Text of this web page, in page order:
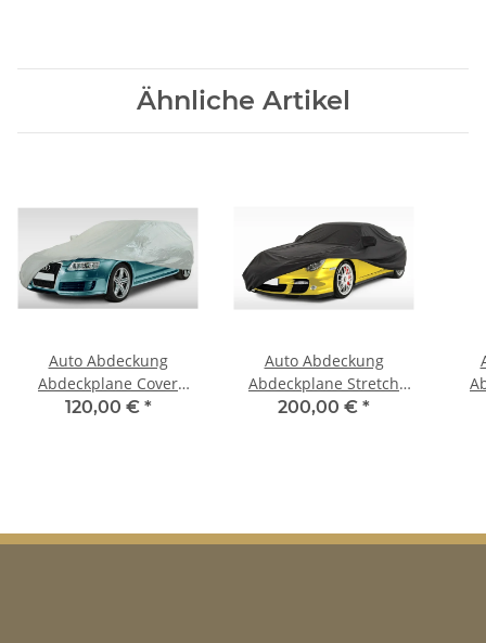
Ähnliche Artikel
Auto Abdeckung
Abdeckplane Cover
Ganzgarage outdoor
120,00 € *
Auto Abdeckung
Abdeckplane Stretch
Cover Ganzgarage
200,00 € *